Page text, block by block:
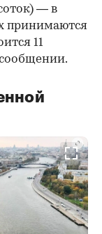
— в
принимаются
11
сообщении.